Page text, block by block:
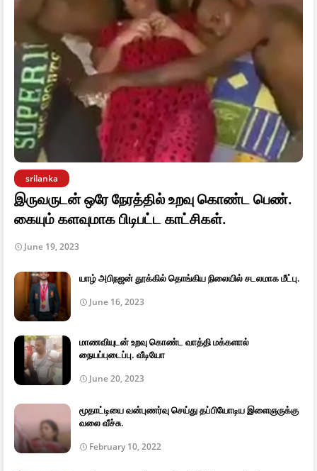
srilanka
இருவருடன் ஒரே நேரத்தில் உறவு கொண்ட பெண்.
கையும் களவுமாக பிடிபட்ட காட்சிகள்.
June 19, 2023
யாழ் அபிநஜன் தூக்கில் தொங்கிய நிலையில் சடலமாக மீட்பு.
June 16, 2023
மாணவியுடன் உறவு கொண்ட வாத்தி மக்களால்
நையப்புடைப்பு. வீடியோ
June 20, 2023
மூதாட்டியை வன்புணர்வு செய்து தப்பியோடிய இளைஞருக்கு
வலை வீச்சு.
February 10, 2022